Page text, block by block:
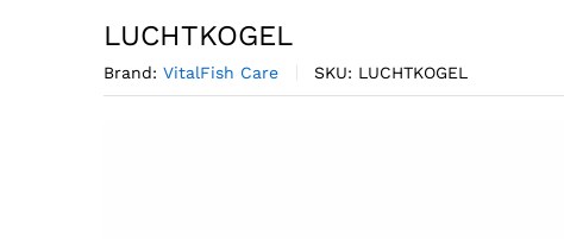
LUCHTKOGEL
Brand: VitalFish Care SKU: LUCHTKOGEL